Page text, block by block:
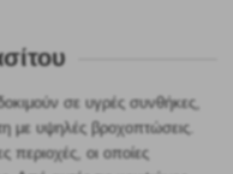
σε υγρές συνθήκες,
με υψηλές βροχοπτώσεις.
περιοχές, οι οποίες